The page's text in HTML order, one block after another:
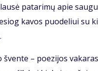
patarimų apie
kavos puodeliui su
švente – poezijos